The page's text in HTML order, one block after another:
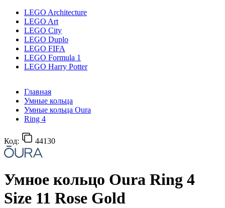
LEGO Architecture
LEGO Art
LEGO City
LEGO Duplo
LEGO FIFA
LEGO Formula 1
LEGO Harry Potter
Главная
Умные кольца
Умные кольца Oura
Ring 4
Код: 44130
Умное кольцо Oura Ring 4
Size 11 Rose Gold